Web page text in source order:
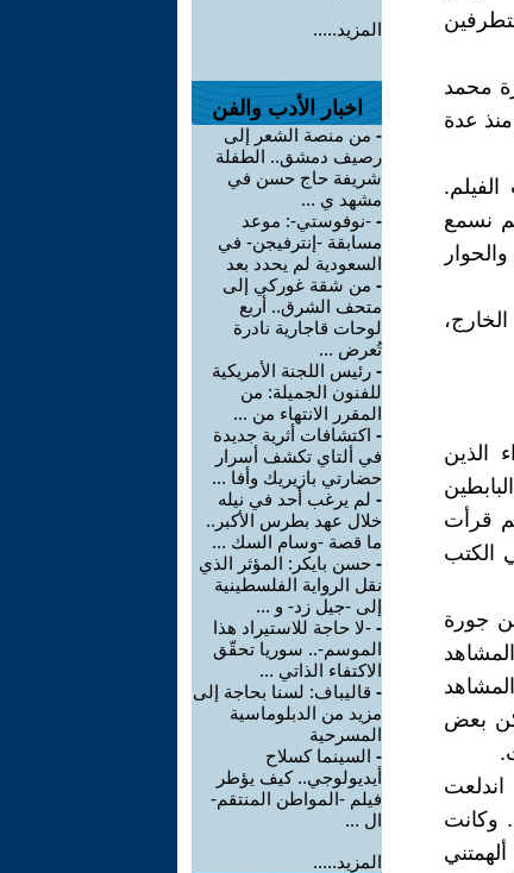
محمد
عدة
نسمع
الذين
قرأت
الكتب
جورة
بعض
الأولى العام 1987 . حينما اندلعت
وكانت
المزيد.....
اخبار الأدب والفن
- من منصة الشعر إلى
رصيف دمشق.. الطفلة
شريفة حاج حسن في
مشهد ي ...
- -نوفوستي-: موعد
مسابقة -إنترفيجن- في
السعودية لم يحدد بعد
- من شقة غوركي إلى
متحف الشرق.. أربع
لوحات قاجارية نادرة
تُعرض ...
- رئيس اللجنة الأمريكية
للفنون الجميلة: من
المقرر الانتهاء من ...
- اكتشافات أثرية جديدة
في ألتاي تكشف أسرار
حضارتي بازيريك وأفا ...
- لم يرغب أحد في نيله
خلال عهد بطرس الأكبر..
ما قصة -وسام السك ...
- حسن بايكر: المؤثر الذي
نقل الرواية الفلسطينية
إلى -جيل زد- و ...
- -لا حاجة للاستيراد هذا
الموسم-.. سوريا تحقّق
الاكتفاء الذاتي ...
- قاليباف: لسنا بحاجة إلى
مزيد من الدبلوماسية
المسرحية
- السينما كسلاح
أيديولوجي.. كيف يؤطر
فيلم -المواطن المنتقم-
ال ...
المزيد.....